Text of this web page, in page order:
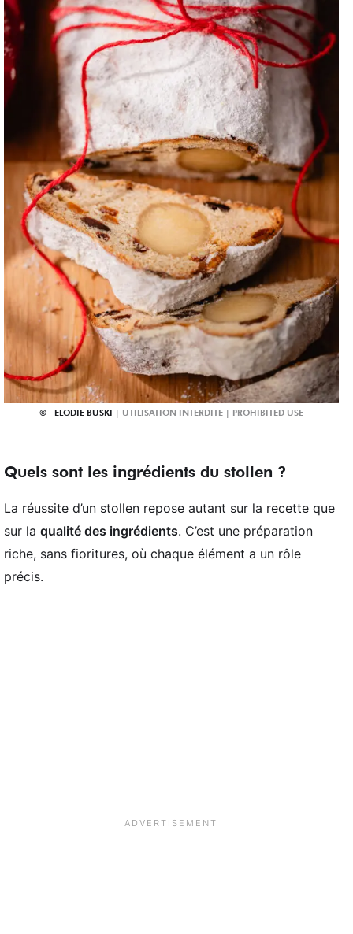
ELODIE BUSKI
Quels sont les ingrédients du stollen ?
La réussite d’un stollen repose autant sur la recette que
sur la qualité des ingrédients. C’est une préparation
riche, sans fioritures, où chaque élément a un rôle
précis.